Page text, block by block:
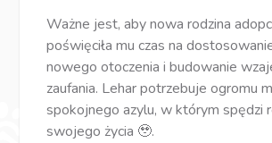
Ważne jest, aby nowa rodzina
poświęciła mu czas na
nowego otoczenia i budowanie
zaufania. Lehar potrzebuje ogromu
spokojnego azylu, w którym spędzi
swojego życia 🥹.